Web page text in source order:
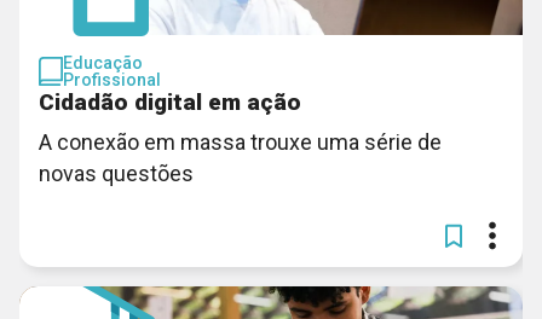
Educação
Profissional
Cidadão digital em ação
A conexão em massa trouxe uma série de
novas questões